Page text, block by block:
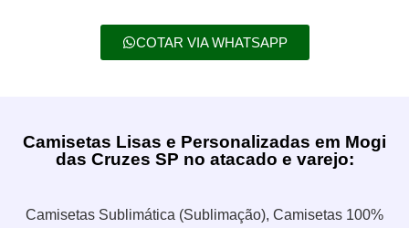
COTAR VIA WHATSAPP
Camisetas Lisas e Personalizadas em Mogi
das Cruzes SP no atacado e varejo:
Camisetas Sublimática (Sublimação), Camisetas 100%